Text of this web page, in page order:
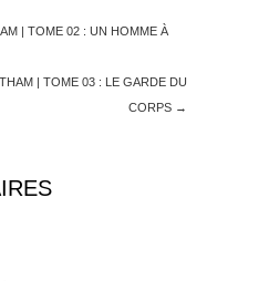
| TOME 02 : UN HOMME À
| TOME 03 : LE GARDE DU
CORPS →